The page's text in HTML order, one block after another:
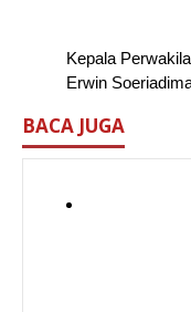
Kepala
Erwin
BACA JUGA